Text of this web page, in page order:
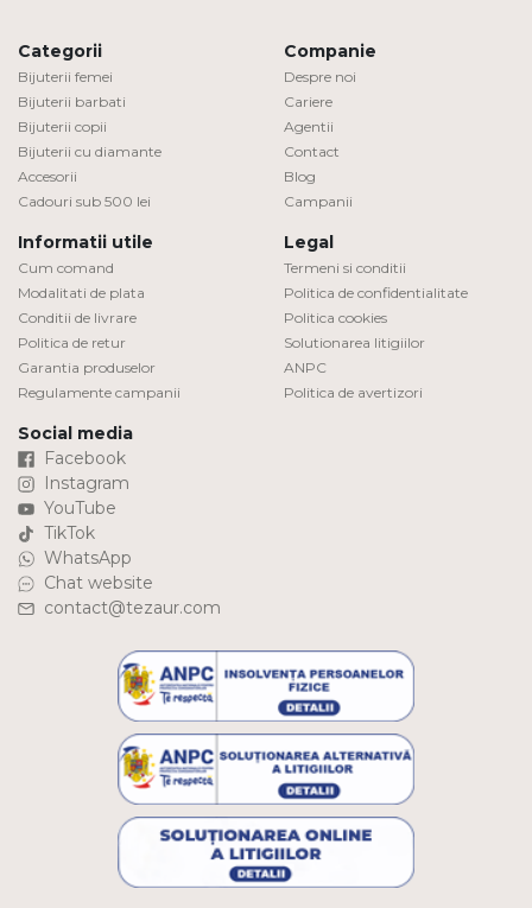
Categorii
Bijuterii femei
Bijuterii barbati
Bijuterii copii
Bijuterii cu diamante
Accesorii
Cadouri sub 500 lei
Companie
Despre noi
Cariere
Agentii
Contact
Blog
Campanii
Informatii utile
Cum comand
Modalitati de plata
Conditii de livrare
Politica de retur
Garantia produselor
Regulamente campanii
Legal
Termeni si conditii
Politica de confidentialitate
Politica cookies
Solutionarea litigiilor
ANPC
Politica de avertizori
Social media
Facebook
Instagram
YouTube
TikTok
WhatsApp
Chat website
contact@tezaur.com